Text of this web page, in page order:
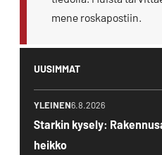
mene roskapostiin.
UUSIMMAT
YLEINEN6.8.2026
Starkin kysely:
heikko